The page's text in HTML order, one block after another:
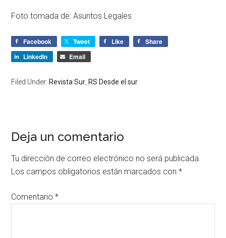
Foto tomada de: Asuntos Legales
Facebook Tweet Like
Share
LinkedIn
Email
Filed Under: Revista Sur RS Desde el sur
Deja un comentario
Tu dirección de correo electrónico no será publicada.
Los campos obligatorios están marcados con*
Comentario*